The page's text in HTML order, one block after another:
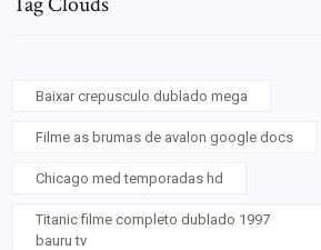
Baixar crepusculo dublado mega
Filme as brumas de avalon google docs
Chicago med temporadas hd
Titanic filme completo dublado 1997
bauru tv